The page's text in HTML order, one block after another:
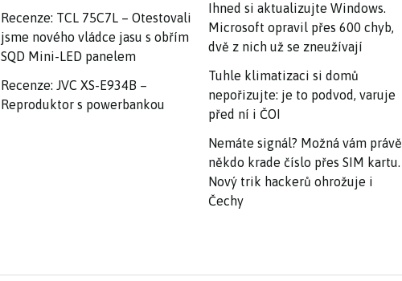
Recenze: TCL 75C7L – Otestovali
jsme nového vládce jasu s obřím
SQD Mini-LED panelem
Recenze: JVC XS-E934B –
Reproduktor s powerbankou
Ihned si aktualizujte Windows.
Microsoft opravil přes 600 chyb,
dvě z nich už se zneužívají
Tuhle klimatizaci si domů
nepořizujte: je to podvod, varuje
před ní i ČOI
Nemáte signál? Možná vám právě
někdo krade číslo přes SIM kartu.
Nový trik hackerů ohrožuje i
Čechy